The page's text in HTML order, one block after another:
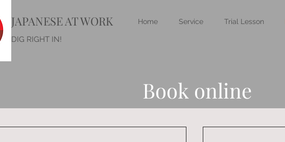
JAPANESE AT WORK
DIG RIGHT IN!
Home Service Trial Lesson
Book online